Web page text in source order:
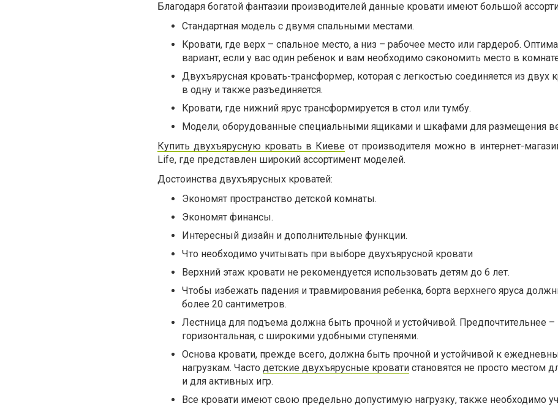
Благодаря богатой фантазии производителей данные кровати имеют большой
Стандартная модель с двумя спальными местами.
Кровати, где верх – спальное место, а низ – рабочее место или гардероб.
вариант, если у вас один ребенок и вам необходимо сэкономить место в
Двухъярусная кровать-трансформер, которая с легкостью соединяется из двух
в одну и также разъединяется.
Кровати, где нижний ярус трансформируется в стол или тумбу.
Модели, оборудованные специальными ящиками и шкафами для размещения
Купить двухъярусную кровать в Киеве от производителя можно в интернет-
Life, где представлен широкий ассортимент моделей.
Достоинства двухъярусных кроватей:
Экономят пространство детской комнаты.
Экономят финансы.
Интересный дизайн и дополнительные функции.
Что необходимо учитывать при выборе двухъярусной кровати
Верхний этаж кровати не рекомендуется использовать детям до 6 лет.
Чтобы избежать падения и травмирования ребенка, борта верхнего яруса
более 20 сантиметров.
Лестница для подъема должна быть прочной и устойчивой. Предпочтительнее –
горизонтальная, с широкими удобными ступенями.
Основа кровати, прежде всего, должна быть прочной и устойчивой к
нагрузкам. Часто детские двухъярусные кровати становятся не просто местом
и для активных игр.
Все кровати имеют свою предельно допустимую нагрузку, также необходимо